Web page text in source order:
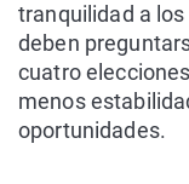
tranquilidad a
deben
cuatro
menos
oportunidades.